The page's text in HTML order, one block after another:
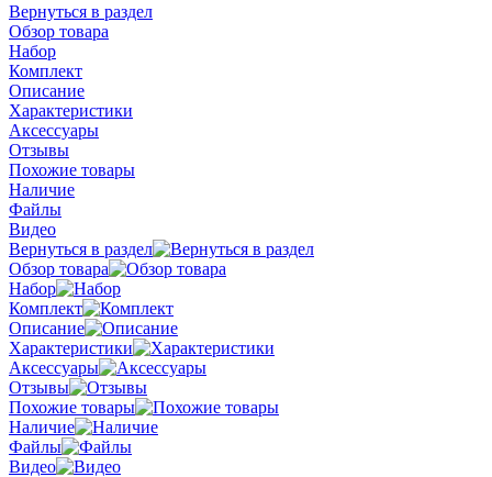
Вернуться в раздел
Обзор товара
Набор
Комплект
Описание
Характеристики
Аксессуары
Отзывы
Похожие товары
Наличие
Файлы
Видео
Вернуться в раздел
Обзор товара
Набор
Комплект
Описание
Характеристики
Аксессуары
Отзывы
Похожие товары
Наличие
Файлы
Видео